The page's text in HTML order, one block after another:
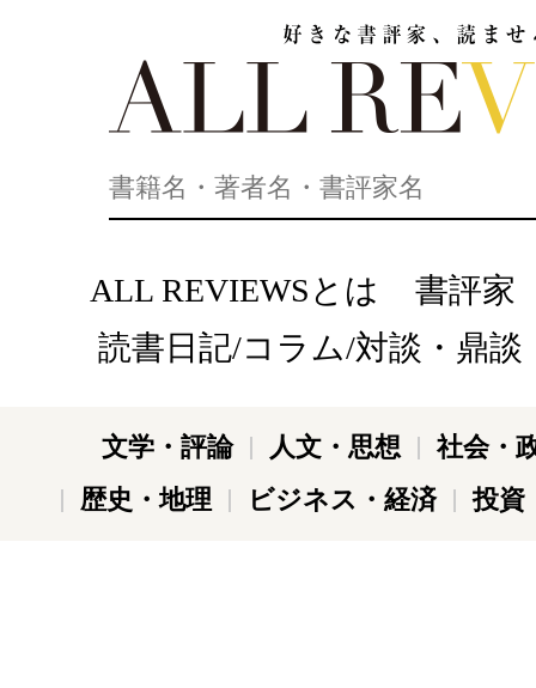
ALL REVIEWSとは
書評家
読書日記/コラム/対談・鼎談
文学・評論 人文・思想
社会・
歴史・地理
ビジネス・経済 投資